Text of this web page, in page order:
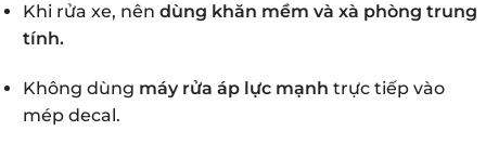
Khi rửa xe, nên dùng khăn mềm và xà phòng trung
tính.
Không dùng máy rửa áp lực mạnh trực tiếp vào
mép decal.